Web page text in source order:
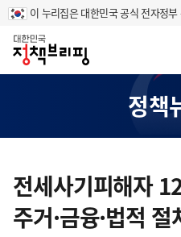
이 누리집은 대한민국 공식 전자정
홈
정책
텐
츠
영
전세사기피해자
주거·금융·법적 절